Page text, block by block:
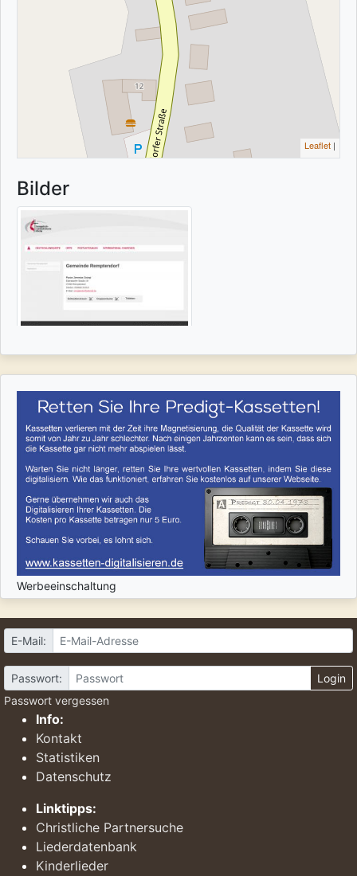
Leaflet |
Bilder
Werbeeinschaltung
E-Mail:
Passwort:
Login
Passwort vergessen
Info:
Kontakt
Statistiken
Datenschutz
Linktipps:
Christliche Partnersuche
Liederdatenbank
Kinderlieder